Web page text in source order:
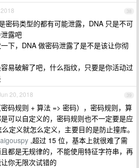
38
密码类型的都有可能泄露，DNA 只是不可
露吧
下，DNA 做密码泄露了是不是该让你彻
易破解了吧，什么指纹，只要是你活动过
39
20, 2018
码规则 + 算法 => 密码），密码规则，算
可以自定义的，密码规则也不一定要是应
定义就怎么定义，主要目的是防止撞库。
,超过 15 位，基本上就很难了需
都是无规律的，不能使用特征字符串，再
你无限次试错的